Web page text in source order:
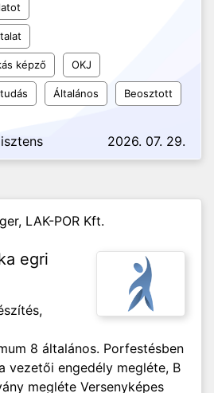
képző OKJ
Általános Beosztott
2026. 07. 29.
LAK-POR Kft.
egri
8 általános. Porfestésben
vezetői engedély megléte, B
megléte Versenyképes